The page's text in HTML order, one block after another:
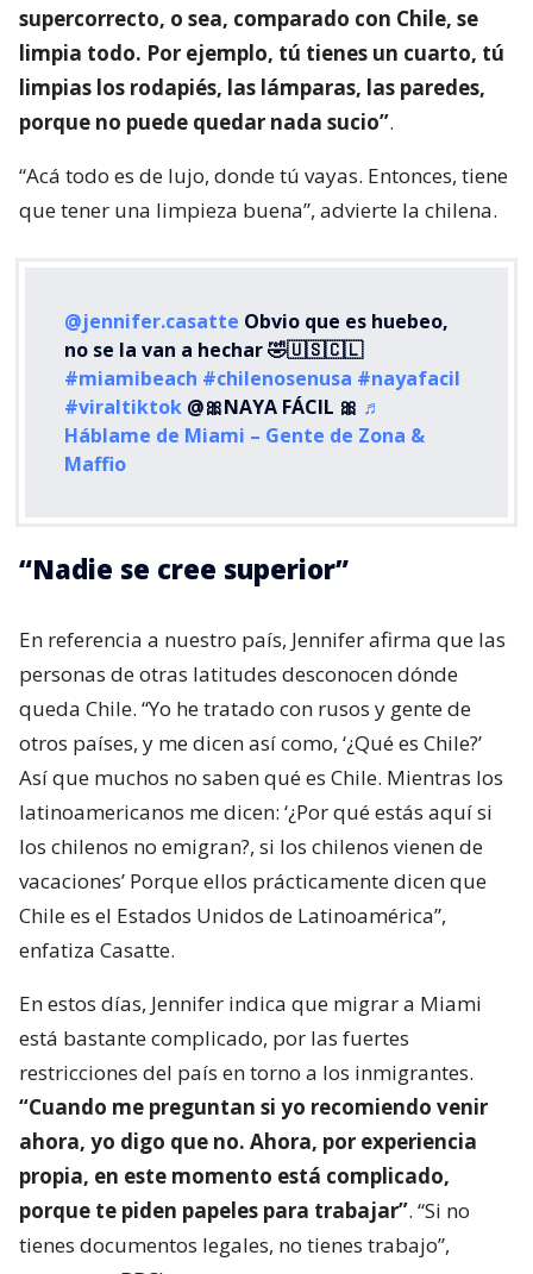
supercorrecto, o sea, comparado con Chile, se
limpia todo. Por ejemplo, tú tienes un cuarto, tú
limpias los rodapiés, las lámparas, las paredes,
porque no puede quedar nada sucio”.
“Acá todo es de lujo, donde tú vayas. Entonces, tiene
que tener una limpieza buena”, advierte la chilena.
@jennifer.casatte Obvio que es huebeo,
no se la van a hechar 🤣🇺🇸🇨🇱
#miamibeach #chilenosenusa #nayafacil
#viraltiktok @🎀NAYA FÁCIL 🎀 ♬
Háblame de Miami – Gente de Zona &
Maffio
“Nadie se cree superior”
En referencia a nuestro país, Jennifer afirma que las
personas de otras latitudes desconocen dónde
queda Chile. “Yo he tratado con rusos y gente de
otros países, y me dicen así como, ‘¿Qué es Chile?’
Así que muchos no saben qué es Chile. Mientras los
latinoamericanos me dicen: ‘¿Por qué estás aquí si
los chilenos no emigran?, si los chilenos vienen de
vacaciones’ Porque ellos prácticamente dicen que
Chile es el Estados Unidos de Latinoamérica”,
enfatiza Casatte.
En estos días, Jennifer indica que migrar a Miami
está bastante complicado, por las fuertes
restricciones del país en torno a los inmigrantes.
“Cuando me preguntan si yo recomiendo venir
ahora, yo digo que no. Ahora, por experiencia
propia, en este momento está complicado,
porque te piden papeles para trabajar”. “Si no
tienes documentos legales, no tienes trabajo”,